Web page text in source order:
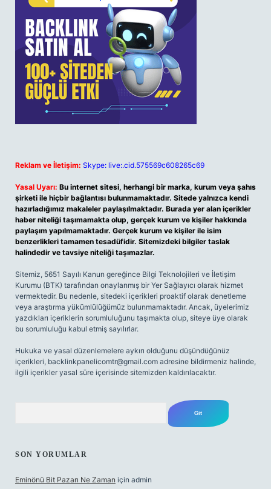
Reklam ve İletişim: Skype: live:.cid.575569c608265c69
Yasal Uyarı: Bu internet sitesi, herhangi bir marka, kurum veya şahıs
şirketi ile hiçbir bağlantısı bulunmamaktadır. Sitede yalnızca kendi
hazırladığımız makaleler paylaşılmaktadır. Burada yer alan içerikler
haber niteliği taşımamakta olup, gerçek kurum ve kişiler hakkında
paylaşım yapılmamaktadır. Gerçek kurum ve kişiler ile isim
benzerlikleri tamamen tesadüfidir. Sitemizdeki bilgiler taslak
halindedir ve tavsiye niteliği taşımazlar.
Sitemiz, 5651 Sayılı Kanun gereğince Bilgi Teknolojileri ve İletişim
Kurumu (BTK) tarafından onaylanmış bir Yer Sağlayıcı olarak hizmet
vermektedir. Bu nedenle, sitedeki içerikleri proaktif olarak denetleme
veya araştırma yükümlülüğümüz bulunmamaktadır. Ancak, üyelerimiz
yazdıkları içeriklerin sorumluluğunu taşımakta olup, siteye üye olarak
bu sorumluluğu kabul etmiş sayılırlar.
Hukuka ve yasal düzenlemelere aykırı olduğunu düşündüğünüz
içerikleri, backlinkpanelicomtr@gmail.com adresine bildirmeniz halinde,
ilgili içerikler yasal süre içerisinde sitemizden kaldırılacaktır.
SON YORUMLAR
Eminönü Bit Pazarı Ne Zaman için admin